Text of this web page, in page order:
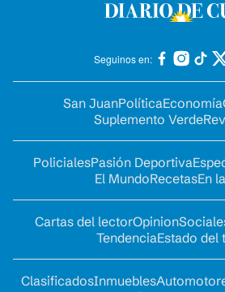
Seguinos en:
San JuanPolíticaEconomía
Suplemento Verde
PolicialesPasión Deportiva
El MundoRecetasEn
Cartas del lectorOpinion
TendenciaEstado del
ClasificadosInmuebles